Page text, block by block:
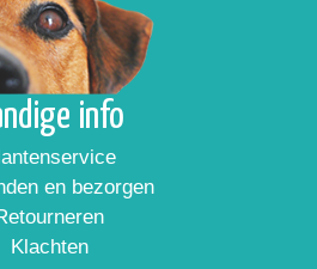
info
en bezorgen
Klachten